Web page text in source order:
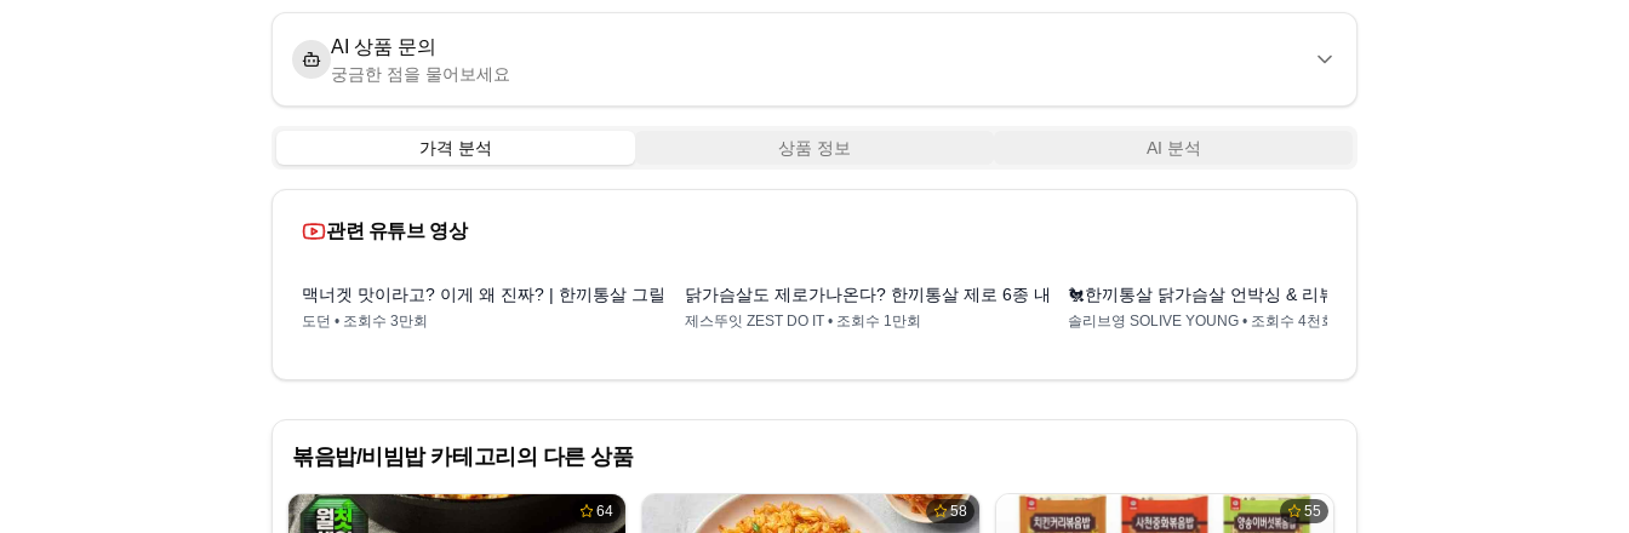
AI 상품 문의
궁금한 점을 물어보세요
가격 분석 상품 정보 AI 분석
관련 유튜브 영상
맥너겟 맛이라고? 이게 왜 진짜? | 한끼통살 그릴드 닭가슴살 리뷰
도던 • 조회수 3만회
닭가슴살도 제로가나온다? 한끼통살 제로 6종 내돈내산 리뷰
제스뚜잇 ZEST DO IT • 조회수 1만회
🐔한끼통살 닭가슴살 언박싱 & 리뷰 | 통살 14종 | 맛있는 닭가슴살 추천 |
솔리브영 SOLIVE YOUNG • 조회수 4천회
볶음밥/비빔밥카테고리의 다른 상품
64 58 55